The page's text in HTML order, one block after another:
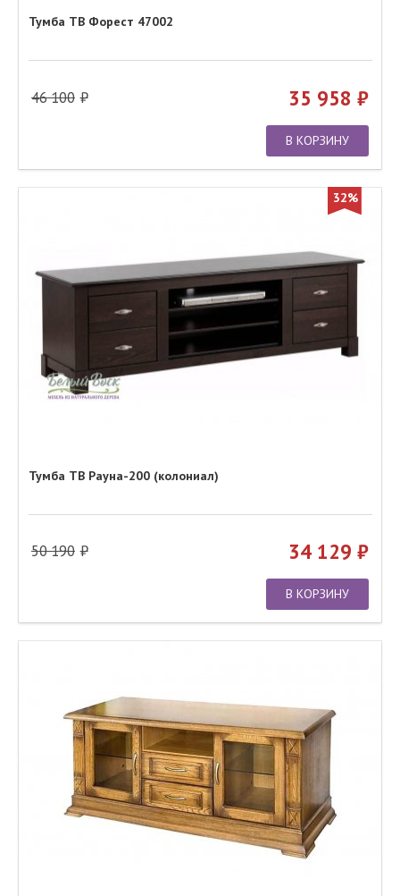
Тумба ТВ Форест 47002
46 100 35 958
В КОРЗИНУ
32%
Тумба ТВ Рауна-200 (колониал)
50 190 34 129
В КОРЗИНУ